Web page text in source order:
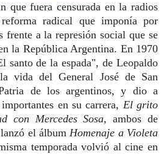
que fuera censurada en la radios
radical que imponía por
frente a la represión social que se
la República Argentina. En 1970
de la espada", de Leopaldo
vida del General José de San
de los argentinos, y dio a
en su carrera, El grito
con Mercedes Sosa, ambos de
el álbumHomenaje a Violeta
temporada volvió al cine en